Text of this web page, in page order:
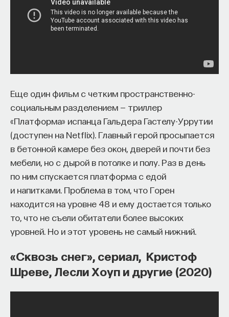
Еще один фильм с четким пространственно-
социальным разделением — триллер
«Платформа» испанца Гальдера Гастелу-Уррутии
(доступен на Netflix). Главный герой просыпается
в бетонной камере без окон, дверей и почти без
мебели, но с дырой в потолке и полу. Раз в день
по ним спускается платформа с едой
и напитками. Проблема в том, что Горен
находится на уровне 48 и ему достается только
то, что не съели обитатели более высоких
уровней. Но и этот уровень не самый нижний.
«Сквозь снег», сериал, Кристоф
Шреве, Лесли Хоуп и другие (2020)